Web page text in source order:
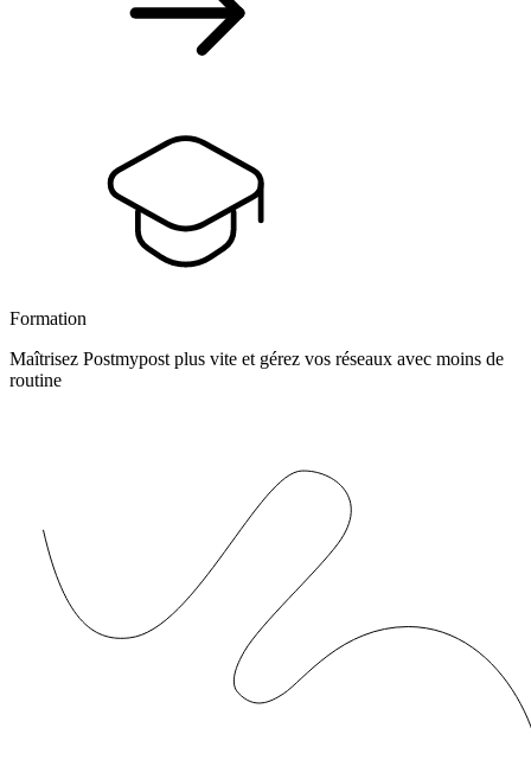
Formation
Maîtrisez Postmypost plus vite et gérez vos réseaux avec moins de
routine